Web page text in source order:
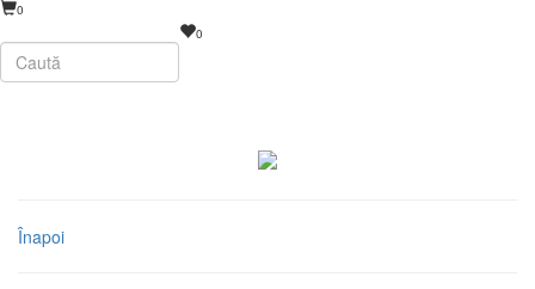
0
0
Înapoi